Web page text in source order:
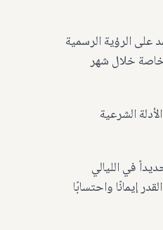
على الرؤية الرسمية
خاصة خلال شهر
الشرعية
في الليالي
إيمانًا واحتسابًا